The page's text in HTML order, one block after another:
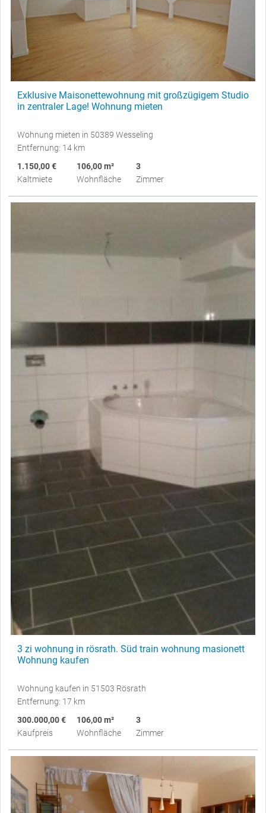
Exklusive Maisonettewohnung mit großzügigem Studio
in zentraler Lage! Wohnung mieten
Wohnung mieten in 50389 Wesseling
Entfernung: 14 km
1.150,00 €
Kaltmiete
106,00 m²
Wohnfläche
3
Zimmer
3 zi wohnung in rösrath. Süd train wohnung masionett
Wohnung kaufen
Wohnung kaufen in 51503 Rösrath
Entfernung: 17 km
300.000,00 €
Kaufpreis
106,00 m²
Wohnfläche
3
Zimmer